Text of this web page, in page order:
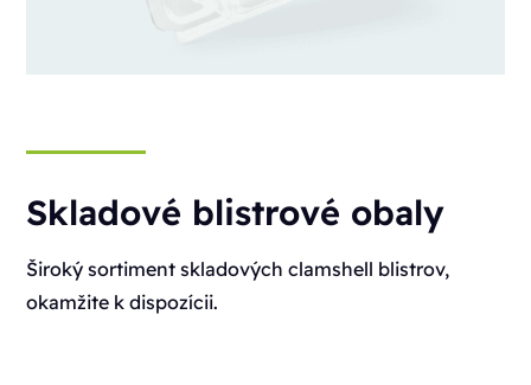
Skladové blistrové obaly
Široký sortiment skladových clamshell blistrov,
okamžite k dispozícii.